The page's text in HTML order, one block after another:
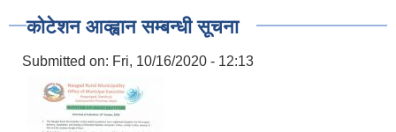
कोटेशन आव्ह्वान सम्बन्धी सूचना
Submitted on: Fri, 10/16/2020 - 12:13